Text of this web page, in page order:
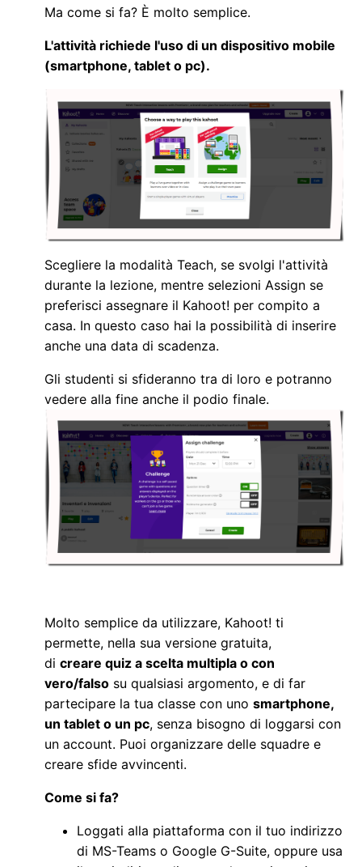
Ma come si fa? È molto semplice.
L'attività richiede l'uso di un dispositivo mobile
(smartphone, tablet o pc).
Scegliere la modalità Teach, se svolgi l'attività
durante la lezione, mentre selezioni Assign se
preferisci assegnare il Kahoot! per compito a
casa. In questo caso hai la possibilità di inserire
anche una data di scadenza.
Gli studenti si sfideranno tra di loro e potranno
vedere alla fine anche il podio finale.
Molto semplice da utilizzare, Kahoot! ti
permette, nella sua versione gratuita,
di creare quiz a scelta multipla o con
vero/falso su qualsiasi argomento, e di far
partecipare la tua classe con uno smartphone,
un tablet o un pc, senza bisogno di loggarsi con
un account. Puoi organizzare delle squadre e
creare sfide avvincenti.
Come si fa?
Loggati alla piattaforma con il tuo indirizzo
di MS-Teams o Google G-Suite, oppure usa